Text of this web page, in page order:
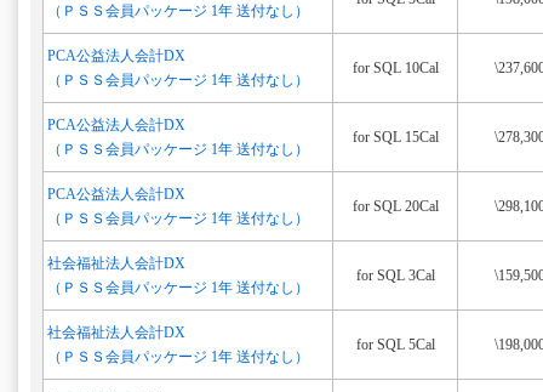
（ＰＳＳ会員パッケージ 1年 送付なし）
PCA公益法人会計DX
（ＰＳＳ会員パッケージ 1年 送付なし）
for SQL 10Cal
PCA公益法人会計DX
（ＰＳＳ会員パッケージ 1年 送付なし）
for SQL 15Cal
PCA公益法人会計DX
（ＰＳＳ会員パッケージ 1年 送付なし）
for SQL 20Cal
社会福祉法人会計DX
（ＰＳＳ会員パッケージ 1年 送付なし）
for SQL 3Cal
社会福祉法人会計DX
（ＰＳＳ会員パッケージ 1年 送付なし）
for SQL 5Cal